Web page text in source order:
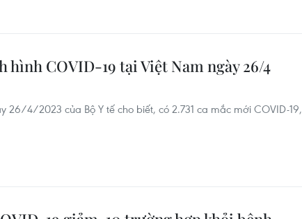
hình COVID-19 tại Việt Nam ngày 26/4
26/4/2023 của Bộ Y tế cho biết, có 2.731 ca mắc mới COVID-19,